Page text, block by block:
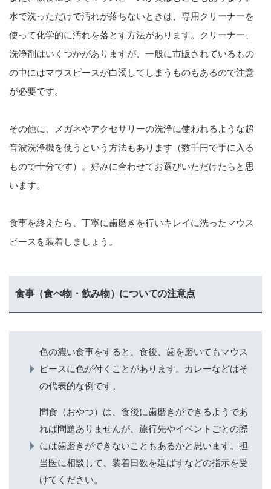
水で洗っただけで汚れが落ちないときは、専用クリーナーを
使って化学的に汚れを落とす方法があります。クリーナー、
洗浄剤はいくつかがありますが、一般に市販されているもの
の中にはマウスピースが白濁してしまうものもあるので注意
が必要です。
その他に、メガネやアクセサリーの洗浄に使われるような超
音波洗浄機を使うという方法もあります（数千円で手に入る
もので十分です）。好みに合わせてお選びいただけたらと思
います。
食事を終えたら、丁寧に歯磨きを行いキレイに洗ったマウス
ピースを装着しましょう。
食事（食べ物・飲み物）についての注意点
色の濃い食事をすると、食後、歯を磨いてもマウス
ピースに色が付くことがあります。カレーなどはそ
の代表的な例です。
間食（おやつ）は、食後に歯磨きができるようであ
れば問題ありませんが、旅行先やイベントごとの際
には歯磨きができないこともあるかと思います。担
当医に相談して、装着日数を延ばすなどの指示を受
けてください。